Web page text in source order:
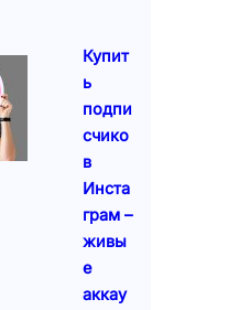
Купит
ь
подпи
счико
в
Инста
грам –
живы
е
аккау